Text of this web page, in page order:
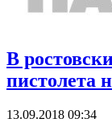
В
пистолета
13.09.2018 09:34